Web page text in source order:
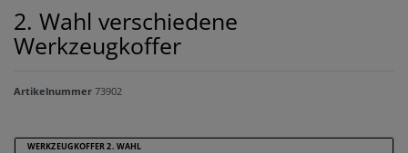
2. Wahl verschiedene
Werkzeugkoffer
Artikelnummer 73902
WERKZEUGKOFFER 2. WAHL